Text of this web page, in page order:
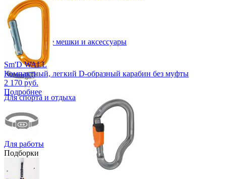
Транспортные мешки и аксессуары
Фонари
Для спорта и отдыха
Для работы
Подборки
Sm'D WALL
Компактный, легкий D-образный карабин без муфты
2 170 руб.
Подробнее